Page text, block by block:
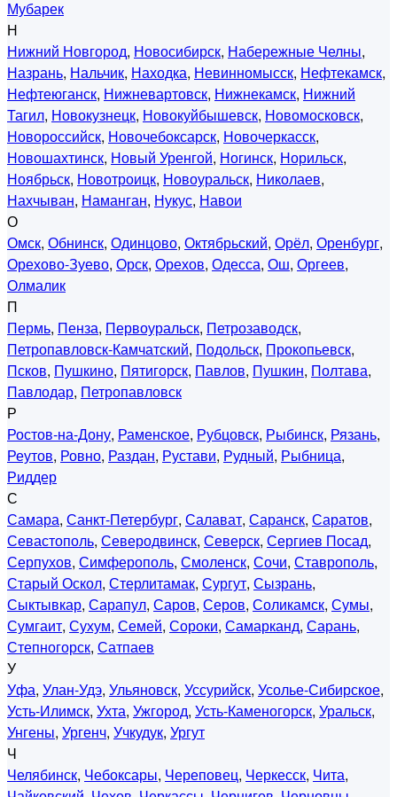
Мубарек
Н
Нижний Новгород, Новосибирск, Набережные Челны,
Назрань, Нальчик, Находка, Невинномысск, Нефтекамск,
Нефтеюганск, Нижневартовск, Нижнекамск, Нижний
Тагил, Новокузнецк, Новокуйбышевск, Новомосковск,
Новороссийск, Новочебоксарск, Новочеркасск,
Новошахтинск, Новый Уренгой, Ногинск, Норильск,
Ноябрьск, Новотроицк, Новоуральск, Николаев,
Нахчыван, Наманган, Нукус, Навои
О
Омск, Обнинск, Одинцово, Октябрьский, Орёл, Оренбург,
Орехово-Зуево, Орск, Орехов, Одесса, Ош, Оргеев,
Олмалик
П
Пермь, Пенза, Первоуральск, Петрозаводск,
Петропавловск-Камчатский, Подольск, Прокопьевск,
Псков, Пушкино, Пятигорск, Павлов, Пушкин, Полтава,
Павлодар, Петропавловск
Р
Ростов-на-Дону, Раменское, Рубцовск, Рыбинск, Рязань,
Реутов, Ровно, Раздан, Рустави, Рудный, Рыбница,
Риддер
С
Самара, Санкт-Петербург, Салават, Саранск, Саратов,
Севастополь, Северодвинск, Северск, Сергиев Посад,
Серпухов, Симферополь, Смоленск, Сочи, Ставрополь,
Старый Оскол, Стерлитамак, Сургут, Сызрань,
Сыктывкар, Сарапул, Саров, Серов, Соликамск, Сумы,
Сумгаит, Сухум, Семей, Сороки, Самарканд, Сарань,
Степногорск, Сатпаев
У
Уфа, Улан-Удэ, Ульяновск, Уссурийск, Усолье-Сибирское,
Усть-Илимск, Ухта, Ужгород, Усть-Каменогорск, Уральск,
Унгены, Ургенч, Учкудук, Ургут
Ч
Челябинск, Чебоксары, Череповец, Черкесск, Чита,